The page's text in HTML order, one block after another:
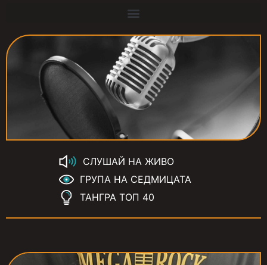
СЛУШАЙ НА ЖИВО
ГРУПА НА СЕДМИЦАТА
ТАНГРА ТОП 40